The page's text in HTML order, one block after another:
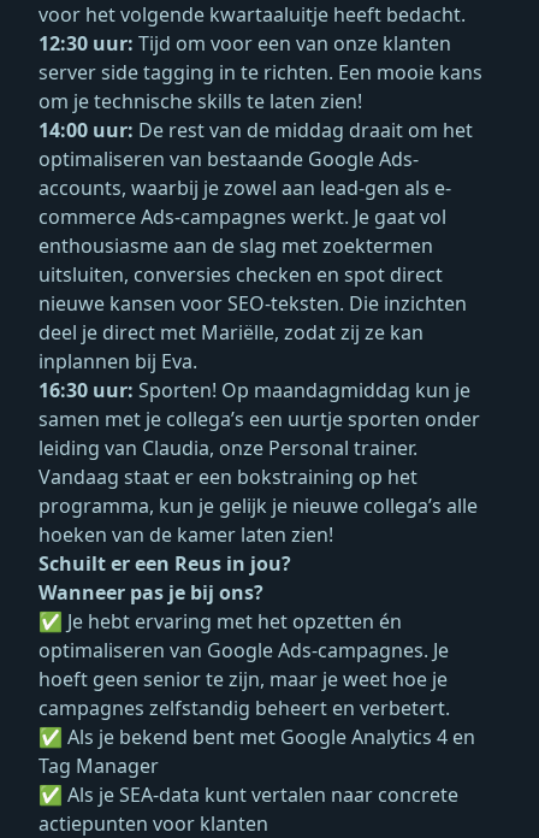
voor het volgende kwartaaluitje heeft bedacht.
12:30 uur: Tijd om voor een van onze klanten
server side tagging in te richten. Een mooie kans
om je technische skills te laten zien!
14:00 uur: De rest van de middag draait om het
optimaliseren van bestaande Google Ads-
accounts, waarbij je zowel aan lead-gen als e-
commerce Ads-campagnes werkt. Je gaat vol
enthousiasme aan de slag met zoektermen
uitsluiten, conversies checken en spot direct
nieuwe kansen voor SEO-teksten. Die inzichten
deel je direct met Mariëlle, zodat zij ze kan
inplannen bij Eva.
16:30 uur: Sporten! Op maandagmiddag kun je
samen met je collega’s een uurtje sporten onder
leiding van Claudia, onze Personal trainer.
Vandaag staat er een bokstraining op het
programma, kun je gelijk je nieuwe collega’s alle
hoeken van de kamer laten zien!
Schuilt er een Reus in jou?
Wanneer pas je bij ons?
✅ Je hebt ervaring met het opzetten én
optimaliseren van Google Ads-campagnes. Je
hoeft geen senior te zijn, maar je weet hoe je
campagnes zelfstandig beheert en verbetert.
✅ Als je bekend bent met Google Analytics 4 en
Tag Manager
✅ Als je SEA-data kunt vertalen naar concrete
actiepunten voor klanten